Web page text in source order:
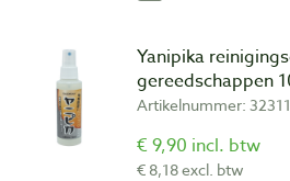
Yanipika
gereedschappen
Artikelnummer: 32311
€ 9,90 incl. btw
€ 8,18 excl. btw